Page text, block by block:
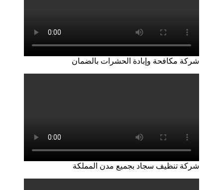
شركة مكافحة وإبادة الحشرات بالضمان
شركة تنظيف سجاد بجميع مدن المملكة